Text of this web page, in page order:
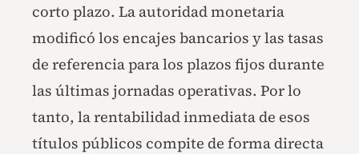
corto plazo. La autoridad monetaria
modificó los encajes bancarios y las tasas
de referencia para los plazos fijos durante
las últimas jornadas operativas. Por lo
tanto, la rentabilidad inmediata de esos
títulos públicos compite de forma directa